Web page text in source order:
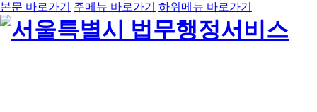
본문 바로가기 주메뉴 바로가기 하위메뉴 바로가기